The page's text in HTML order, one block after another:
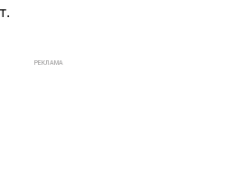
РЕКЛАМА